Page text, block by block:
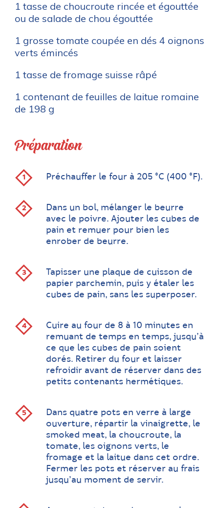
1 tasse de choucroute rincée et égouttée
ou de salade de chou égouttée
1 grosse tomate coupée en dés 4 oignons
verts émincés
1 tasse de fromage suisse râpé
1 contenant de feuilles de laitue romaine
de 198 g
Préparation
Préchauffer le four à 205 °C (400 °F).
Dans un bol, mélanger le beurre
avec le poivre. Ajouter les cubes de
pain et remuer pour bien les
enrober de beurre.
Tapisser une plaque de cuisson de
papier parchemin, puis y étaler les
cubes de pain, sans les superposer.
Cuire au four de 8 à 10 minutes en
remuant de temps en temps, jusqu’à
ce que les cubes de pain soient
dorés. Retirer du four et laisser
refroidir avant de réserver dans des
petits contenants hermétiques.
Dans quatre pots en verre à large
ouverture, répartir la vinaigrette, le
smoked meat, la choucroute, la
tomate, les oignons verts, le
fromage et la laitue dans cet ordre.
Fermer les pots et réserver au frais
jusqu’au moment de servir.